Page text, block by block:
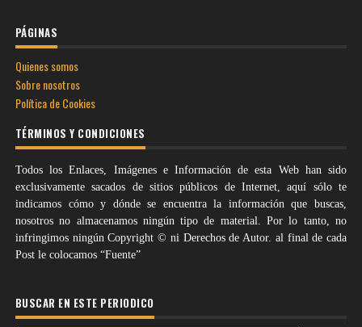
PÁGINAS
Quienes somos
Sobre nosotros
Política de Cookies
TÉRMINOS Y CONDICIONES
Todos los Enlaces, Imágenes e Información de esta Web han sido
exclusivamente sacados de sitios públicos de Internet, aquí sólo te
indicamos cómo y dónde se encuentra la información que buscas,
nosotros no almacenamos ningún tipo de material. Por lo tanto, no
infringimos ningún Copyright © ni Derechos de Autor. al final de cada
Post le colocamos “Fuente”
BUSCAR EN ESTE PERIODICO